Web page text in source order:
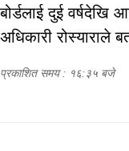
बोर्डलाई दुई वर्षदेखि
अधिकारी रोस्याराले
प्रकाशित समय : १६:३५ बजे